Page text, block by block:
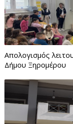
Απολογισμός
Δήμου Ξηρομέρου